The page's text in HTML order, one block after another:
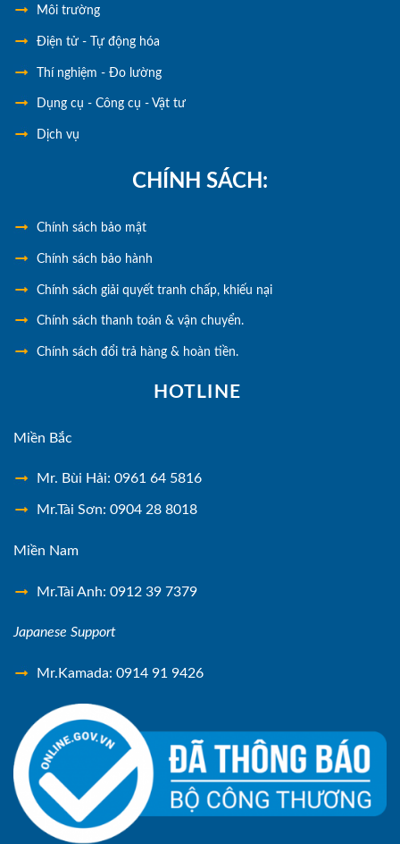
Môi trường
Điện tử - Tự động hóa
Thí nghiệm - Đo lường
Dụng cụ - Công cụ - Vật tư
Dịch vụ
CHÍNH SÁCH:
Chính sách bảo mật
Chính sách bảo hành
Chính sách giải quyết tranh chấp, khiếu nại
Chính sách thanh toán & vận chuyển.
Chính sách đổi trả hàng & hoàn tiền.
HOTLINE
Miền Bắc
Mr. Bùi Hải: 0961 64 5816
Mr.Tài Sơn: 0904 28 8018
Miền Nam
Mr.Tài Anh: 0912 39 7379
Japanese Support
Mr.Kamada: 0914 91 9426